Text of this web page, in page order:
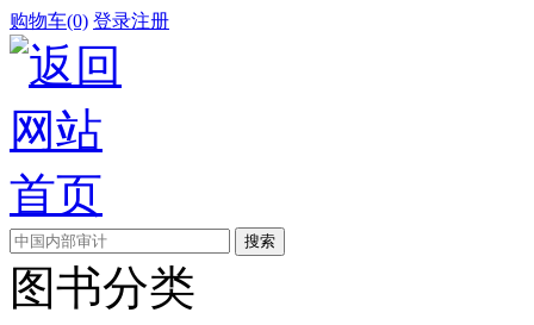
购物车(0) 登录注册
图书分类